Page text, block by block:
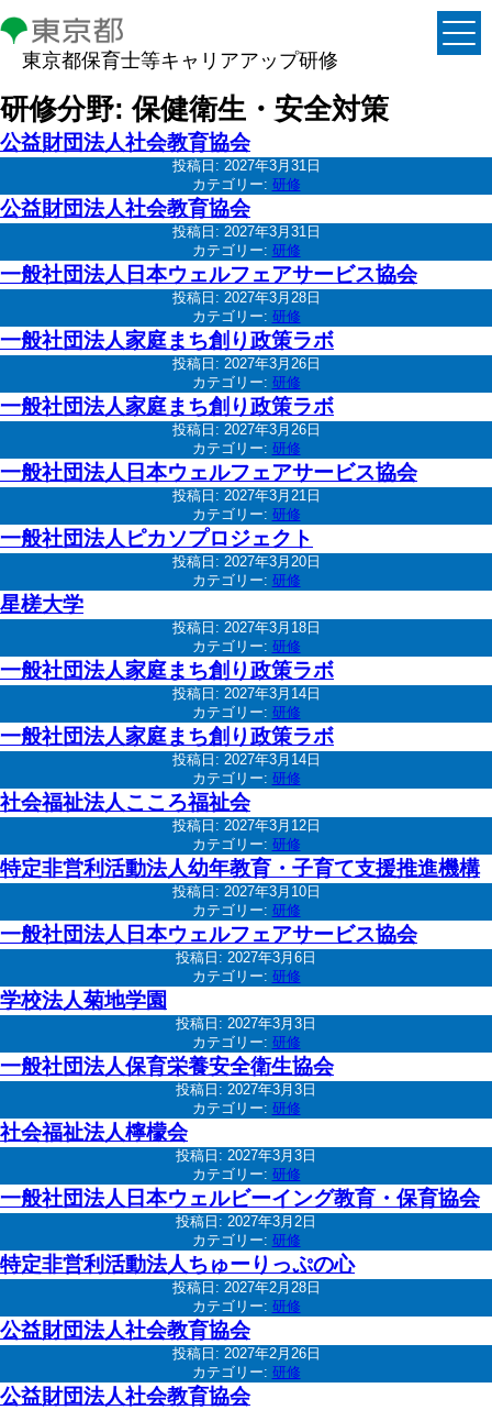
東京都保育士等キャリアアップ研修
研修分野:保健衛生・安全対策
公益財団法人社会教育協会
投稿日: 2027年3月31日
カテゴリー: 研修
公益財団法人社会教育協会
投稿日: 2027年3月31日
カテゴリー: 研修
一般社団法人日本ウェルフェアサービス協会
投稿日: 2027年3月28日
カテゴリー: 研修
一般社団法人家庭まち創り政策ラボ
投稿日: 2027年3月26日
カテゴリー: 研修
一般社団法人家庭まち創り政策ラボ
投稿日: 2027年3月26日
カテゴリー: 研修
一般社団法人日本ウェルフェアサービス協会
投稿日: 2027年3月21日
カテゴリー: 研修
一般社団法人ピカソプロジェクト
投稿日: 2027年3月20日
カテゴリー: 研修
星槎大学
投稿日: 2027年3月18日
カテゴリー: 研修
一般社団法人家庭まち創り政策ラボ
投稿日: 2027年3月14日
カテゴリー: 研修
一般社団法人家庭まち創り政策ラボ
投稿日: 2027年3月14日
カテゴリー: 研修
社会福祉法人こころ福祉会
投稿日: 2027年3月12日
カテゴリー: 研修
特定非営利活動法人幼年教育・子育て支援推進機構
投稿日: 2027年3月10日
カテゴリー: 研修
一般社団法人日本ウェルフェアサービス協会
投稿日: 2027年3月6日
カテゴリー: 研修
学校法人菊地学園
投稿日: 2027年3月3日
カテゴリー: 研修
一般社団法人保育栄養安全衛生協会
投稿日: 2027年3月3日
カテゴリー: 研修
社会福祉法人檸檬会
投稿日: 2027年3月3日
カテゴリー: 研修
一般社団法人日本ウェルビーイング教育・保育協会
投稿日: 2027年3月2日
カテゴリー: 研修
特定非営利活動法人ちゅーりっぷの心
投稿日: 2027年2月28日
カテゴリー: 研修
公益財団法人社会教育協会
投稿日: 2027年2月26日
カテゴリー: 研修
公益財団法人社会教育協会